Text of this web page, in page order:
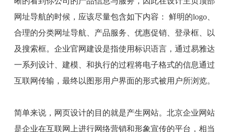
网址导航的时候，应该尽量包含如下内容： 鲜明的logo、
合理的分类网址导航、产品服务、优惠促销、登录框、以
及搜索框。企业官网建设是指使用标识语言，通过易雅达
一系列设计、建模、和执行的过程将电子格式的信息通过
互联网传输，最终以图形用户界面的形式被用户所浏览。
简单来说，网页设计的目的就是产生网站。北京企业网站
是企业在互联网上进行网络营销和形象宣传的平台，相当